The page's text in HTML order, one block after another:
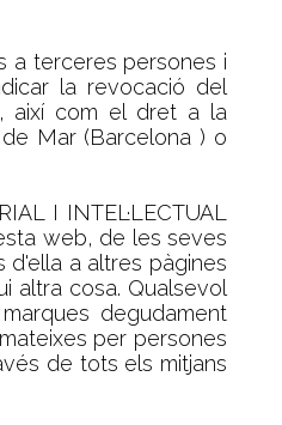
a terceres persones i
la revocació del
així com el dret a la
Mar (Barcelona ) o
I INTEL·LECTUAL
web, de les seves
d'ella a altres pàgines
altra cosa. Qualsevol
degudament
per persones
de tots els mitjans